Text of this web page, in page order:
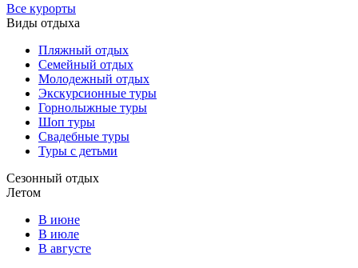
Все курорты
Виды отдыха
Пляжный отдых
Семейный отдых
Молодежный отдых
Экскурсионные туры
Горнолыжные туры
Шоп туры
Свадебные туры
Туры с детьми
Сезонный отдых
Летом
В июне
В июле
В августе